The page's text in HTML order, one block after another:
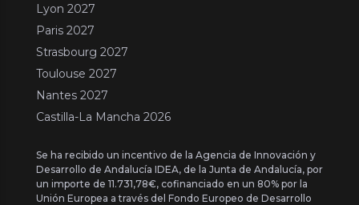
Lyon 2027
Paris 2027
Strasbourg 2027
Toulouse 2027
Nantes 2027
Castilla-La Mancha 2026
Se ha recibido un incentivo de la Agencia de Innovación y
Desarrollo de Andalucía IDEA, de la Junta de Andalucía, por
un importe de 11.731,78€, cofinanciado en un 80% por la
Unión Europea a través del Fondo Europeo de Desarrollo